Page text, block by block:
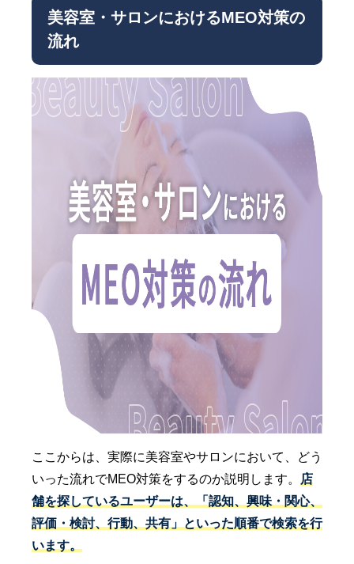
美容室・サロンにおけるMEO対策の
流れ
ここからは、実際に美容室やサロンにおいて、どう
いった流れでMEO対策をするのか説明します。
店
舗を探しているユーザーは、「認知、興味・関心、
評価・検討、行動、共有」といった順番で検索を行
います。